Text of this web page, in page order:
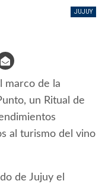
JUJUY
marco de la
un Ritual de
al turismo del vino
de Jujuy el